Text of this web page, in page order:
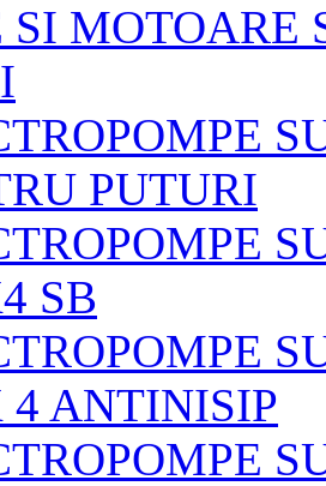
SI MOTOARE
PUTURI
SB
ANTINISIP